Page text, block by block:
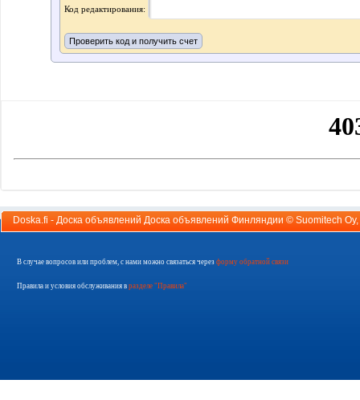
Код редактирования:
Doska.fi - Доска объявлений Доска объявлений Финляндии © Suomitech Oy
В случае вопросов или проблем, с нами можно связаться через форму обратной связи
Правила и условия обслуживания в разделе "Правила"